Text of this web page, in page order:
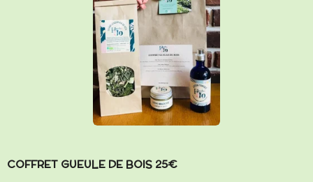
COFFRET GUEULE DE BOIS 25€